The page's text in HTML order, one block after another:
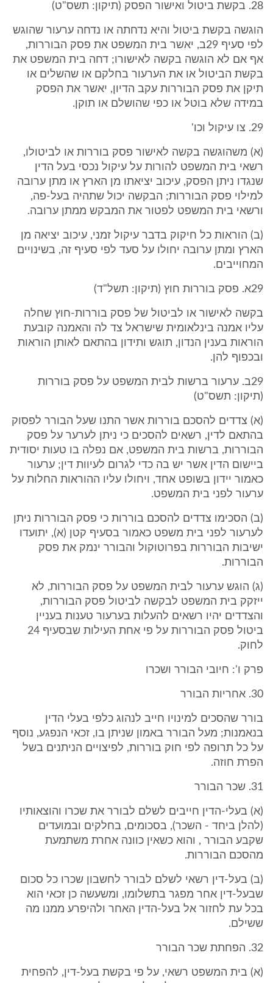
28. בקשת ביטול ואישור הפסק (תיקון: תשס"ט)
הוגשה בקשת ביטול והיא נדחתה או נדחה ערעור שהוגש
לפי סעיף 29ב, יאשר בית המשפט את פסק הבוררות,
אף אם לא הוגשה בקשה לאישורו; דחה בית המשפט את
בקשת הביטול או את הערעור בחלקם או שהשלים או
תיקן את פסק הבוררות עקב הדיון, יאשר את הפסק
במידה שלא בוטל או כפי שהושלם או תוקן.
29. צו עיקול וכו'
(א) משהוגשה בקשה לאישור פסק בוררות או לביטולו,
רשאי בית המשפט להורות על עיקול נכסי בעל הדין
שנגדו ניתן הפסק, עיכוב יציאתו מן הארץ או מתן ערובה
למילוי פסק הבוררות; הבקשה יכול שתהיה בעל-פה,
ורשאי בית המשפט לפטור את המבקש ממתן ערובה.
(ב) הוראות כל חיקוק בדבר עיקול זמני, עיכוב יציאה מן
הארץ ומתן ערובה יחולו על סעד לפי סעיף זה, בשינויים
המחוייבים.
29א. פסק בוררות חוץ (תיקון: תשל"ד)
בקשה לאישור או לביטול של פסק בוררות-חוץ שחלה
עליו אמנה בינלאומית שישראל צד לה והאמנה קובעת
הוראות בענין הנדון, תוגש ותידון בהתאם לאותן הוראות
ובכפוף להן.
29ב. ערעור ברשות לבית המשפט על פסק בוררות
(תיקון: תשס"ט)
(א) צדדים להסכם בוררות אשר התנו שעל הבורר לפסוק
בהתאם לדין, רשאים להסכים כי ניתן לערער על פסק
הבוררות, ברשות בית המשפט, אם נפלה בו טעות יסודית
ביישום הדין אשר יש בה כדי לגרום לעיוות דין; ערעור
כאמור יידון בשופט אחד, ויחולו עליו ההוראות החלות על
ערעור לפני בית המשפט.
(ב) הסכימו צדדים להסכם בוררות כי פסק הבוררות ניתן
לערעור לפני בית משפט כאמור בסעיף קטן (א), יתועדו
ישיבות הבוררות בפרוטוקול והבורר ינמק את פסק
הבוררות.
(ג) הוגש ערעור לבית המשפט על פסק הבוררות, לא
ייזקק בית המשפט לבקשה לביטול פסק הבוררות,
והצדדים יהיו רשאים להעלות בערעור טענות בעניין
ביטול פסק הבוררות על פי אחת העילות שבסעיף 24
לחוק.
פרק ו': חיובי הבורר ושכרו
30. אחריות הבורר
בורר שהסכים למינויו חייב לנהוג כלפי בעלי הדין
בנאמנות; מעל הבורר באמון שניתן בו, זכאי הנפגע, נוסף
על כל תרופה לפי חוק בוררות, לפיצויים הניתנים בשל
הפרת חוזה.
31. שכר הבורר
(א) בעלי-הדין חייבים לשלם לבורר את שכרו והוצאותיו
(להלן ביחד - השכר), בסכומים, בחלקים ובמועדים
שקבע הבורר , והוא כשאין כוונה אחרת משתמעת
מהסכם הבוררות.
(ב) בעל-דין רשאי לשלם לבורר לחשבון שכרו כל סכום
שבעל-דין אחר מפגר בתשלומו, ומשעשה כן זכאי הוא
בכל עת לחזור אל בעל-הדין האחר ולהיפרע ממנו מה
ששילם.
32. הפחתת שכר הבורר
(א) בית המשפט רשאי, על פי בקשת בעל-דין, להפחית